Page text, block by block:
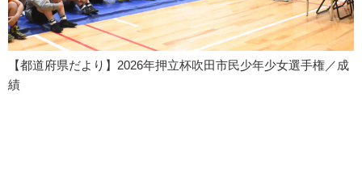
【都道府県だより】2026年押立杯吹田市民少年少女選手権／成
績